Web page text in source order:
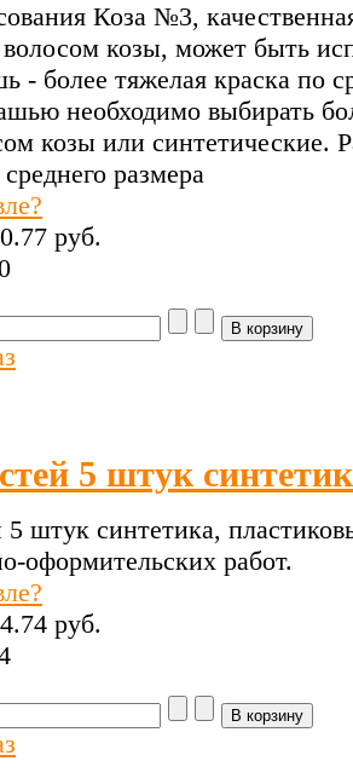
Коза №3,
козы, может быть
- более тяжелая краска по
необходимо выбирать
козы или синтетические.
размера
0.77 pуб.
5 штук
штук синтетика,
оформительских работ.
4.74 pуб.